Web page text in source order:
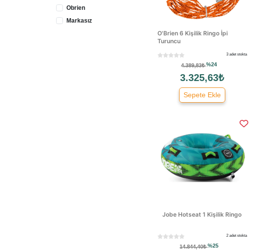
Obrien
Markasız
O'Brien 6 Kişilik Ringo İpi
Turuncu
3 adet stokta
4.389,83₺%24
3.325,63₺
Sepete Ekle
Jobe Hotseat 1 Kişilik Ringo
2 adet stokta
14.844,40₺%25